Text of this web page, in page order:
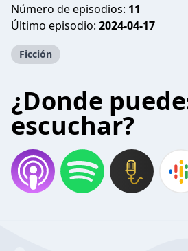
Número de episodios: 11
Último episodio: 2024-04-17
Ficción
¿Donde
escuchar?